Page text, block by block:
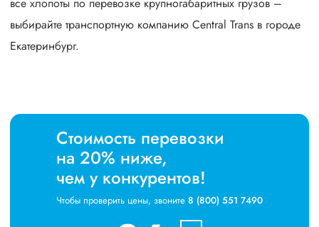
выбирайте транспортную компанию Central Trans в городе
Екатеринбург.
Стоимость перевозки
на 20% ниже,
чем у конкурентов!
Чтобы проверить цены, звоните 8 (800) 551 7490